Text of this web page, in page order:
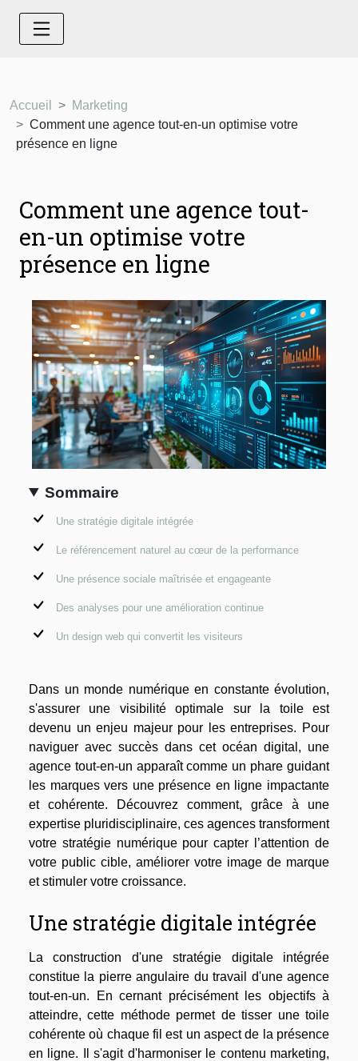
Accueil
Marketing
Comment une agence tout-en-un optimise votre
présence en ligne
Comment une agence tout-
en-un optimise votre
présence en ligne
Sommaire
Une stratégie digitale intégrée
Le référencement naturel au cœur de la performance
Une présence sociale maîtrisée et engageante
Des analyses pour une amélioration continue
Un design web qui convertit les visiteurs
Dans un monde numérique en constante évolution,
s'assurer une visibilité optimale sur la toile est
devenu un enjeu majeur pour les entreprises. Pour
naviguer avec succès dans cet océan digital, une
agence tout-en-un apparaît comme un phare guidant
les marques vers une présence en ligne impactante
et cohérente. Découvrez comment, grâce à une
expertise pluridisciplinaire, ces agences transforment
votre stratégie numérique pour capter l’attention de
votre public cible, améliorer votre image de marque
et stimuler votre croissance.
Une stratégie digitale intégrée
La construction d'une stratégie digitale intégrée
constitue la pierre angulaire du travail d'une agence
tout-en-un. En cernant précisément les objectifs à
atteindre, cette méthode permet de tisser une toile
cohérente où chaque fil est un aspect de la présence
en ligne. Il s'agit d'harmoniser le contenu marketing,